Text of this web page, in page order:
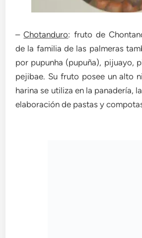
–Chotanduro: fruto de
de la familia de las palmeras
por pupunha (pupuña), pijuayo,
pejibae. Su fruto posee un alto
harina se utiliza en la panadería,
elaboración de pastas y